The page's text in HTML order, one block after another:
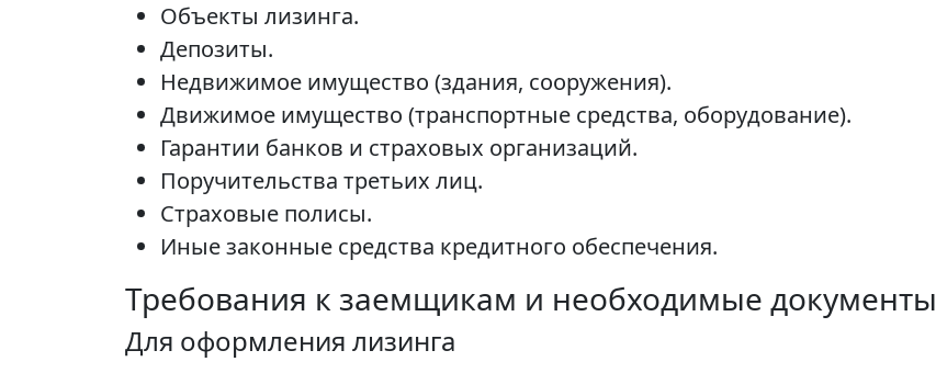
Объекты лизинга.
Депозиты.
Недвижимое имущество (здания, сооружения).
Движимое имущество (транспортные средства, оборудование).
Гарантии банков и страховых организаций.
Поручительства третьих лиц.
Страховые полисы.
Иные законные средства кредитного обеспечения.
Требования к заемщикам и необходимые документы
Для оформления лизинга